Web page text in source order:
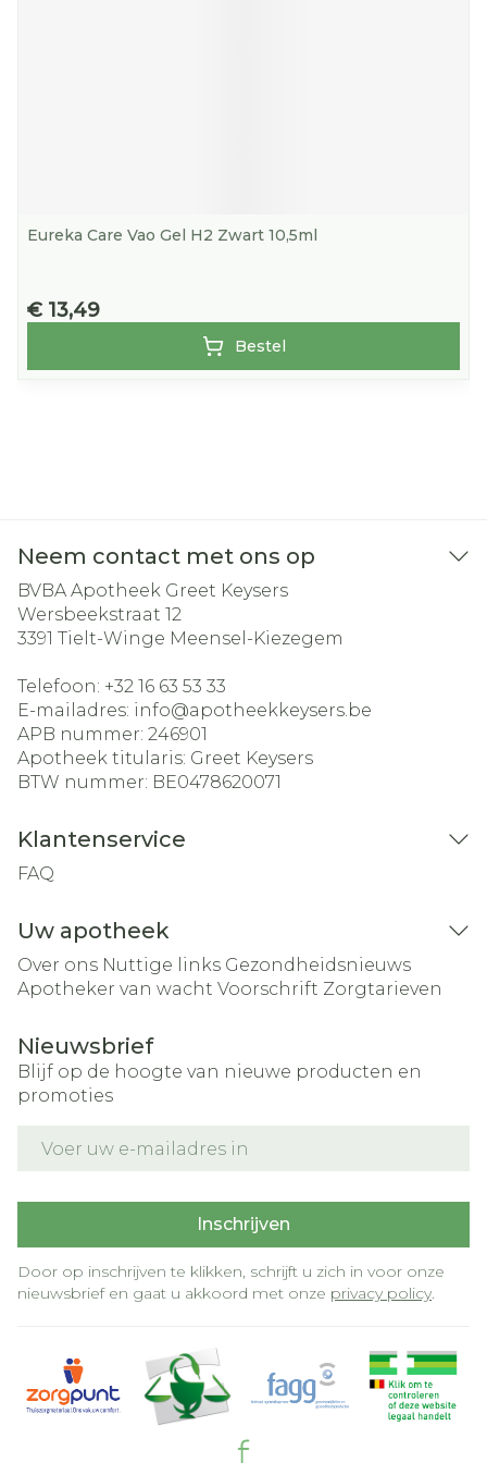
Eureka Care Vao Gel H2 Zwart 10,5ml
€ 13,49
Bestel
Neem contact met ons op
BVBA Apotheek Greet Keysers
Wersbeekstraat 12
3391 Tielt-Winge Meensel-Kiezegem
Telefoon: +32 16 63 53 33
E-mailadres: info@apotheekkeysers.be
APB nummer: 246901
Apotheek titularis: Greet Keysers
BTW nummer: BE0478620071
Klantenservice
FAQ
Uw apotheek
Over ons Nuttige links Gezondheidsnieuws
Apotheker van wacht Voorschrift Zorgtarieven
Nieuwsbrief
Blijf op de hoogte van nieuwe producten en
promoties
Inschrijven
Door op inschrijven te klikken, schrijft u zich in voor onze
nieuwsbrief en gaat u akkoord met onze privacy policy.